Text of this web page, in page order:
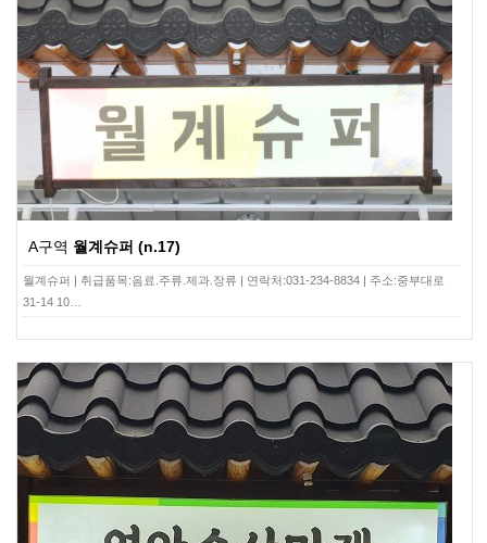
A구역 월계슈퍼 (n.17)
월계슈퍼 | 취급품목:음료.주류.제과.장류 | 연락처:031-234-8834 | 주소:중부대로
31-14 10…